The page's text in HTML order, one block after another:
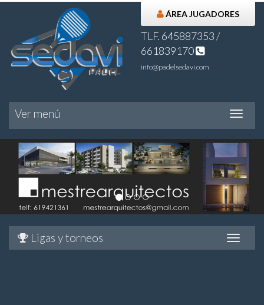
ÁREA JUGADORES
TLF. 645887353 /
661839170
info@padelsedavi.com
Ver
Ver menú
Ver
menú
Ligas y torneos